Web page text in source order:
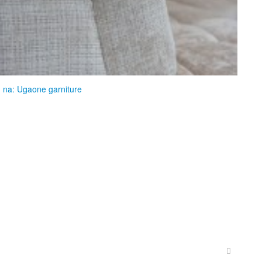
na: Ugaone garniture